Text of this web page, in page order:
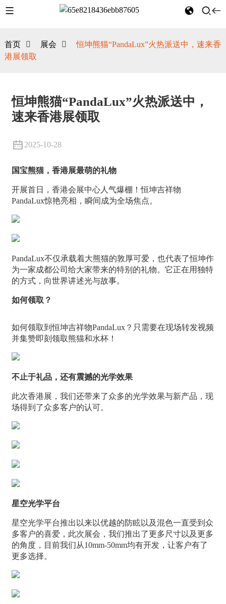
首页 展会
恒坤熊猫“PandaLux”火热派送中，速来香
港展领取
恒坤熊猫“PandaLux”火热派送中，
速来香港展领取
2025-10-28
国宝熊猫，香港展最萌的礼物
开展首日，香港会展中心人气爆棚！恒坤吉祥物
PandaLux惊艳亮相，瞬间成为全场焦点。
PandaLux不仅承载着大熊猫的敦厚可爱，也代表了恒坤作
为一家成都公司给大家带来的特别的礼物。它正在用独特
的方式，向世界讲述光与故事。
如何领取？
如何领取到恒坤吉祥物PandaLux？只需要在现场转发视频
并集赞即刻领取熊猫和水杯！
不止于礼品，还有震撼的光学效果
此次香港展，我们还带来了众多的光学效果与新产品，现
场得到了众多客户的认可。
星空光学平台
星空光学平台推出以来以优越的防眩以及混色一直受到众
多客户的喜爱，此次展会，我们推出了更多尺寸以及更多
的角度，目前我们从10mm-50mm均有开发，让客户有了
更多选择。